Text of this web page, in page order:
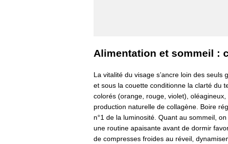
Alimentation et sommeil :
La vitalité du visage s’ancre loin des
et sous la couette conditionne la clarté du
colorés (orange, rouge, violet),
production naturelle de collagène. Boire
n°1 de la luminosité. Quant au sommeil,
une routine apaisante avant de dormir
de compresses froides au réveil,